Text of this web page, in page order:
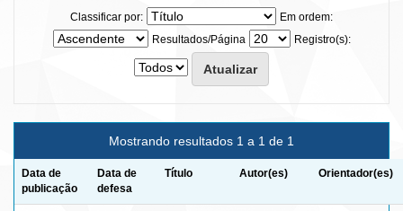
Classificar por:
Em ordem:
Resultados/Página
Registro(s):
Mostrando resultados 1 a 1 de 1
Data de
publicação
Data de
defesa
Título Autor(es) Orientador(es)